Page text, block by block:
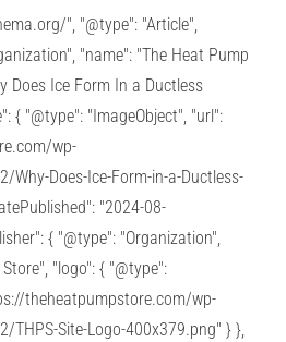
", "@type": "Article",
"name": "The Heat Pump
Does Ice Form In a Ductless
{ "@type": "ImageObject", "url":
wp-
Does-Ice-Form-in-a-Ductless-
"2024-08-
{ "@type": "Organization",
"logo": { "@type":
theheatpumpstore.com/wp-
Site-Logo-400x379.png" } },